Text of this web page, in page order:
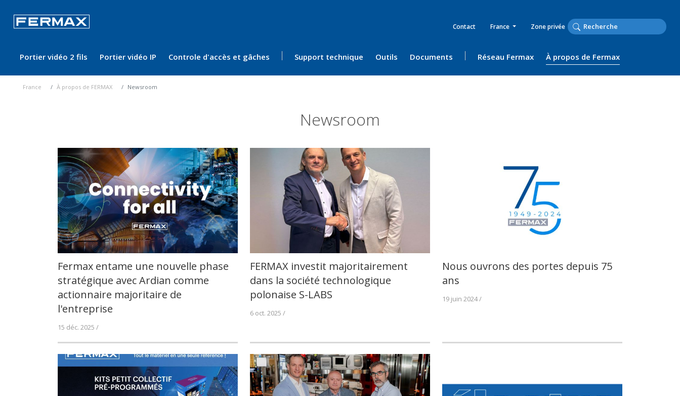
Contact France Zone privée
Portier vidéo 2 fils Portier vidéo IP Controle d'accès et gâches Support technique Outils Documents Réseau Fermax À propos de Fermax
France À propos de FERMAX Newsroom
Newsroom
Fermax entame une nouvelle phase
stratégique avec Ardian comme
actionnaire majoritaire de
l'entreprise
15 déc. 2025 /
FERMAX investit majoritairement
dans la société technologique
polonaise S-LABS
6 oct. 2025 /
Nous ouvrons des portes depuis 75
ans
19 juin 2024 /